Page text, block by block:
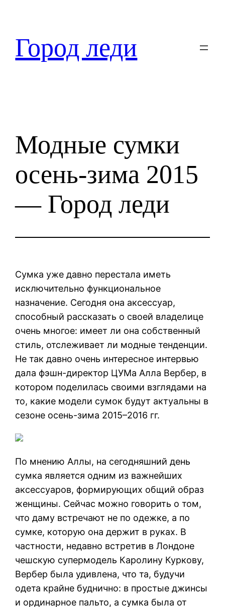
содержимому
Город леди
Модные сумки
осень-зима 2015
— Город леди
Сумка уже давно перестала иметь
исключительно функциональное
назначение. Сегодня она аксессуар,
способный рассказать о своей владелице
очень многое: имеет ли она собственный
стиль, отслеживает ли модные тенденции.
Не так давно очень интересное интервью
дала фэшн-директор ЦУМа Алла Вербер, в
котором поделилась своими взглядами на
то, какие модели сумок будут актуальны в
сезоне осень-зима 2015–2016 гг.
По мнению Аллы, на сегодняшний день
сумка является одним из важнейших
аксессуаров, формирующих общий образ
женщины. Сейчас можно говорить о том,
что даму встречают не по одежке, а по
сумке, которую она держит в руках. В
частности, недавно встретив в Лондоне
чешскую супермодель Каролину Куркову,
Вербер была удивлена, что та, будучи
одета крайне буднично: в простые джинсы
и ординарное пальто, а сумка была от